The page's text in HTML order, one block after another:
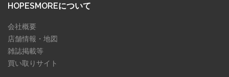
HOPESMOREについて
会社概要
店舗情報・地図
雑誌掲載等
買い取りサイト